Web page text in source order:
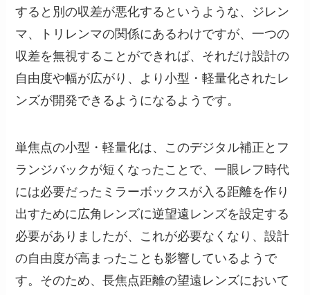
すると別の収差が悪化するというような、ジレン
マ、トリレンマの関係にあるわけですが、一つの
収差を無視することができれば、それだけ設計の
自由度や幅が広がり、より小型・軽量化されたレ
ンズが開発できるようになるようです。
単焦点の小型・軽量化は、このデジタル補正とフ
ランジバックが短くなったことで、一眼レフ時代
には必要だったミラーボックスが入る距離を作り
出すために広角レンズに逆望遠レンズを設定する
必要がありましたが、これが必要なくなり、設計
の自由度が高まったことも影響しているようで
す。そのため、長焦点距離の望遠レンズにおいて